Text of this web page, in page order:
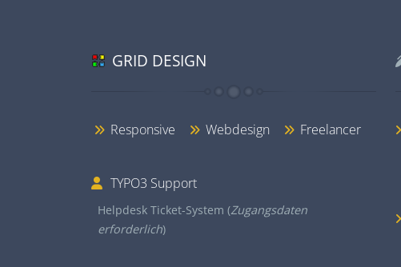
GRID DESIGN
Responsive Webdesign Freelancer
TYPO3 Support
Helpdesk Ticket-System (Zugangsdaten
erforderlich)